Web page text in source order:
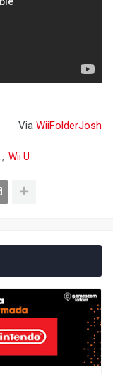
Via WiiFolderJosh
Wii U